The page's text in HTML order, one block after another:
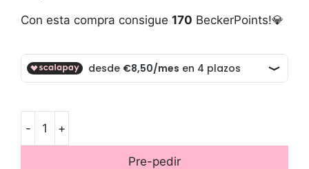
Con esta compra consigue 170 BeckerPoints!💎
- +
Pre-pedir